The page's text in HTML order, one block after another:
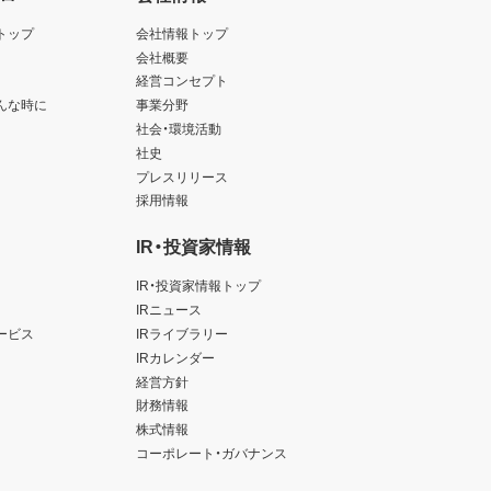
ップ
な時に
ビス
会社情報トップ
会社概要
経営コンセプト
事業分野
社会・環境活動
社史
プレスリリース
採用情報
IR・投資家情報
IR・投資家情報トップ
IRニュース
IRライブラリー
IRカレンダー
経営方針
財務情報
株式情報
コーポレート・ガバナンス